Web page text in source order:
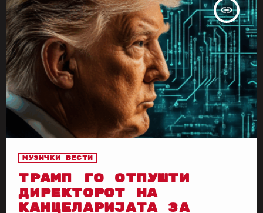
insert_link
Музички вести
ТРАМП ГО ОТПУШТИ
ДИРЕКТОРОТ НА
КАНЦЕЛАРИЈАТА ЗА